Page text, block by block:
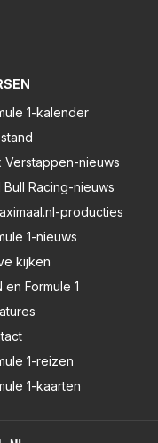
1-kalender
Verstappen-nieuws
Bull Racing-nieuws
producties
1-nieuws
kijken
en Formule 1
1-reizen
1-kaarten